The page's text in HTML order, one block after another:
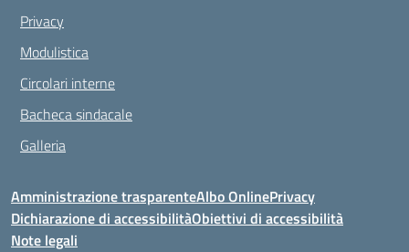
Privacy
Modulistica
Circolari interne
Bacheca sindacale
Galleria
Amministrazione trasparenteAlbo OnlinePrivacy
Dichiarazione di accessibilitàObiettivi di accessibilità
Note legali